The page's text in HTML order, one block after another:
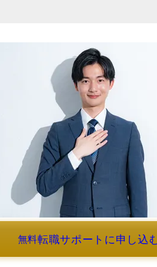
無料転職サポートに申し込
よくあるご質問